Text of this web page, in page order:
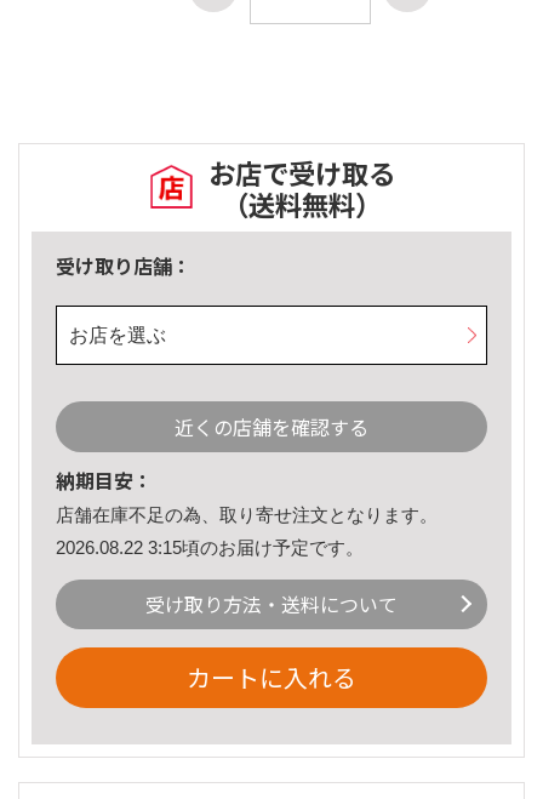
お店で受け取る
（送料無料）
受け取り店舗：
お店を選ぶ
近くの店舗を確認する
納期目安：
店舗在庫不足の為、取り寄せ注文となります。
2026.08.22 3:15頃のお届け予定です。
受け取り方法・送料について
カートに入れる